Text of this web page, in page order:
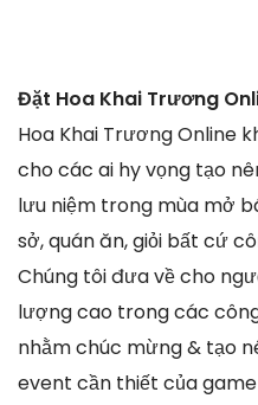
Đặt Hoa Khai Trương
Hoa Khai Trương Online
cho các ai hy vọng tạo
lưu niệm trong mùa mở
sở, quán ăn, giỏi bất cứ
Chúng tôi đưa về cho
lượng cao trong các
nhằm chúc mừng & tạo
event cần thiết của